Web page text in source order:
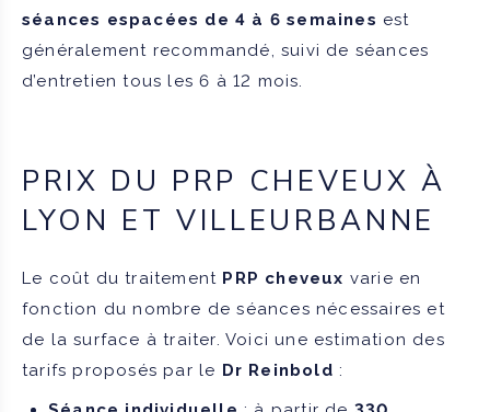
séances espacées de 4 à 6 semaines est
généralement recommandé, suivi de séances
d’entretien tous les 6 à 12 mois.
PRIX DU PRP CHEVEUX À
LYON ET VILLEURBANNE
Le coût du traitement PRP cheveux varie en
fonction du nombre de séances nécessaires et
de la surface à traiter. Voici une estimation des
tarifs proposés par le Dr Reinbold :